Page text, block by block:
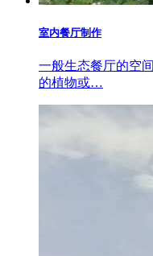
室内餐厅制作
一般生态餐厅的空
的植物或…